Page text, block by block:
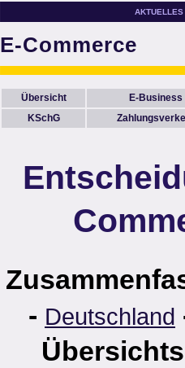
AKTUELLES
E-Commerce
Übersicht
E-Business
KSchG
- Deutschland